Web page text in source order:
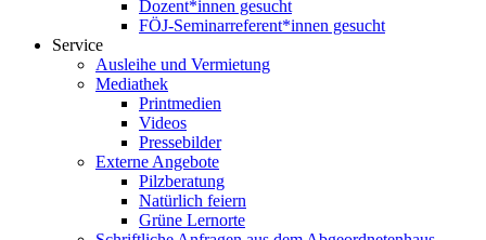
Dozent*innen gesucht
FÖJ-Seminarreferent*innen gesucht
Service
Ausleihe und Vermietung
Mediathek
Printmedien
Videos
Pressebilder
Externe Angebote
Pilzberatung
Natürlich feiern
Grüne Lernorte